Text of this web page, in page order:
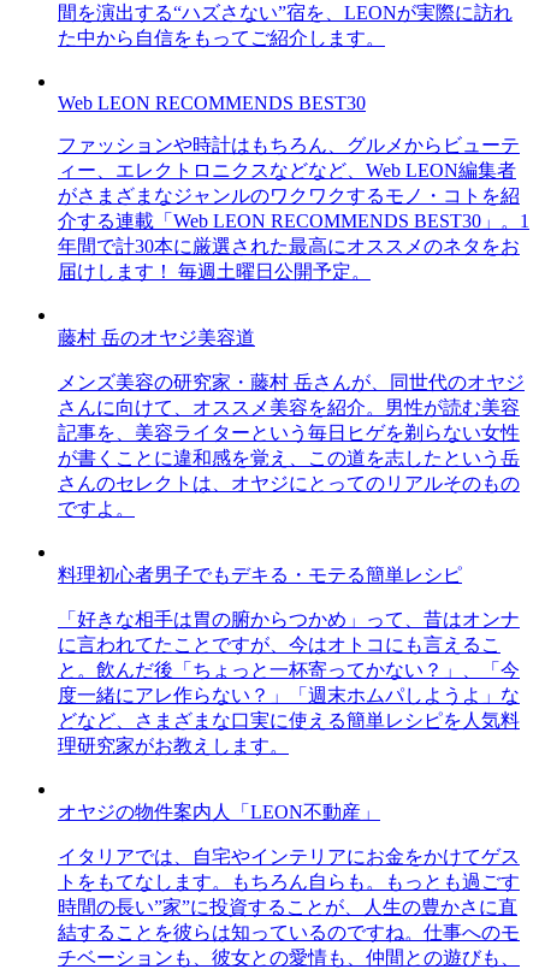
間を演出する“ハズさない”宿を、LEONが実際に訪れ
た中から自信をもってご紹介します。
Web LEON RECOMMENDS BEST30
ファッションや時計はもちろん、グルメからビューテ
ィー、エレクトロニクスなどなど、Web LEON編集者
がさまざまなジャンルのワクワクするモノ・コトを紹
介する連載「Web LEON RECOMMENDS BEST30」。1
年間で計30本に厳選された最高にオススメのネタをお
届けします！ 毎週土曜日公開予定。
藤村 岳のオヤジ美容道
メンズ美容の研究家・藤村 岳さんが、同世代のオヤジ
さんに向けて、オススメ美容を紹介。男性が読む美容
記事を、美容ライターという毎日ヒゲを剃らない女性
が書くことに違和感を覚え、この道を志したという岳
さんのセレクトは、オヤジにとってのリアルそのもの
ですよ。
料理初心者男子でもデキる・モテる簡単レシピ
「好きな相手は胃の腑からつかめ」って、昔はオンナ
に言われてたことですが、今はオトコにも言えるこ
と。飲んだ後「ちょっと一杯寄ってかない？」、「今
度一緒にアレ作らない？」「週末ホムパしようよ」な
どなど、さまざまな口実に使える簡単レシピを人気料
理研究家がお教えします。
オヤジの物件案内人「LEON不動産」
イタリアでは、自宅やインテリアにお金をかけてゲス
トをもてなします。もちろん自らも。もっとも過ごす
時間の長い”家”に投資することが、人生の豊かさに直
結することを彼らは知っているのですね。仕事へのモ
チベーションも、彼女との愛情も、仲間との遊びも、